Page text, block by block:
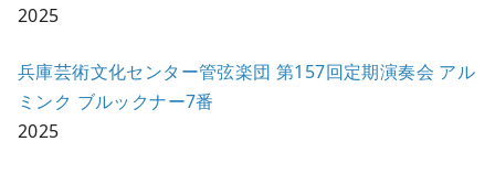
2025
兵庫芸術文化センター管弦楽団 第157回定期演奏会 アル
ミンク ブルックナー7番
2025